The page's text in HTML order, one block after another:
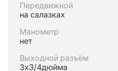
Передвижной
на салазках
Манометр
нет
Выходной разъём
3х3/4дюйма